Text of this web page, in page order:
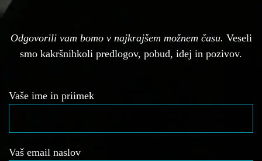
Odgovorili vam bomo v najkrajšem možnem času. Veseli
smo kakršnihkoli predlogov, pobud, idej in pozivov.
Vaše ime in priimek
Vaš email naslov